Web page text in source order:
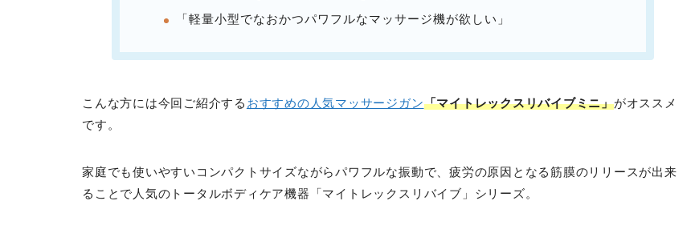
「軽量小型でなおかつパワフルなマッサージ機が欲しい」
こんな方には今回ご紹介する おすすめの人気マッサージガン「マイトレックスリバイブミニ」がオススメ
です。
家庭でも使いやすいコンパクトサイズながらパワフルな振動で、疲労の原因となる筋膜のリリースが出来
ることで人気のトータルボディケア機器「マイトレックスリバイブ」シリーズ。